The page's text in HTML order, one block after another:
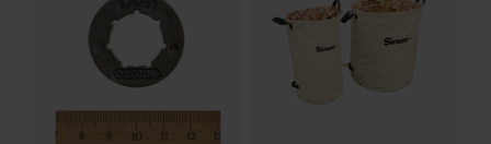
Statistische Cookies